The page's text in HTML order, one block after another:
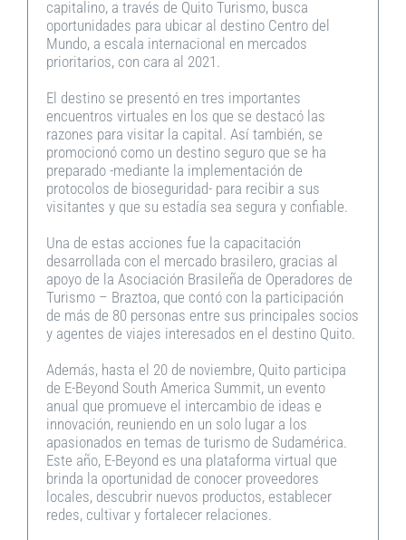
capitalino, a través de Quito Turismo, busca
oportunidades para ubicar al destino Centro del
Mundo, a escala internacional en mercados
prioritarios, con cara al 2021.
El destino se presentó en tres importantes
encuentros virtuales en los que se destacó las
razones para visitar la capital. Así también, se
promocionó como un destino seguro que se ha
preparado -mediante la implementación de
protocolos de bioseguridad- para recibir a sus
visitantes y que su estadía sea segura y confiable.
Una de estas acciones fue la capacitación
desarrollada con el mercado brasilero, gracias al
apoyo de la Asociación Brasileña de Operadores de
Turismo – Braztoa, que contó con la participación
de más de 80 personas entre sus principales socios
y agentes de viajes interesados en el destino Quito.
Además, hasta el 20 de noviembre, Quito participa
de E-Beyond South America Summit, un evento
anual que promueve el intercambio de ideas e
innovación, reuniendo en un solo lugar a los
apasionados en temas de turismo de Sudamérica.
Este año, E-Beyond es una plataforma virtual que
brinda la oportunidad de conocer proveedores
locales, descubrir nuevos productos, establecer
redes, cultivar y fortalecer relaciones.